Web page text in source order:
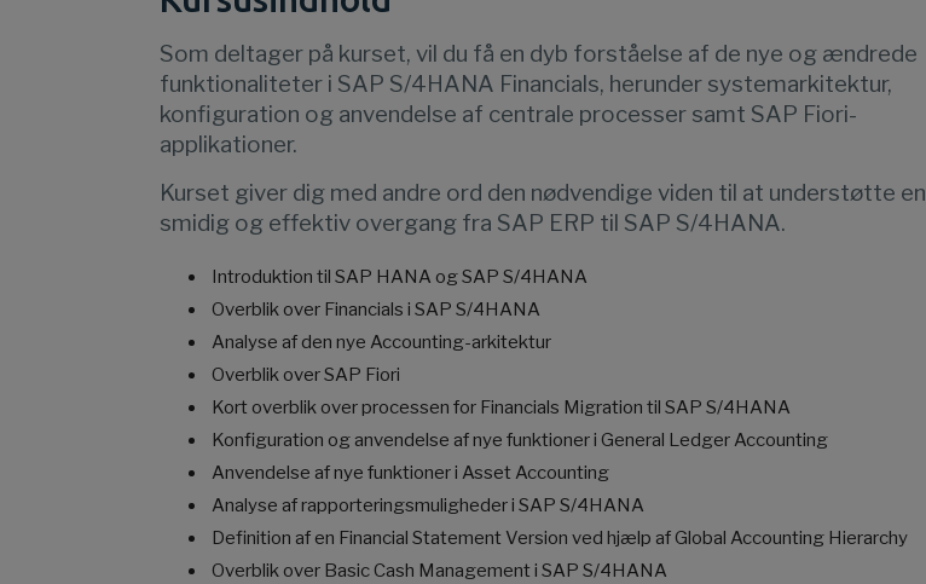
Som deltager på kurset, vil du få en dyb forståelse af de nye og ændrede
funktionaliteter i SAP S/4HANA Financials, herunder systemarkitektur,
konfiguration og anvendelse af centrale processer samt SAP Fiori-
applikationer.
Kurset giver dig med andre ord den nødvendige viden til at understøtte en
smidig og effektiv overgang fra SAP ERP til SAP S/4HANA.
Introduktion til SAP HANA og SAP S/4HANA
Overblik over Financials i SAP S/4HANA
Analyse af den nye Accounting-arkitektur
Overblik over SAP Fiori
Kort overblik over processen for Financials Migration til SAP S/4HANA
Konfiguration og anvendelse af nye funktioner i General Ledger Accounting
Anvendelse af nye funktioner i Asset Accounting
Analyse af rapporteringsmuligheder i SAP S/4HANA
Definition af en Financial Statement Version ved hjælp af Global Accounting Hierarchy
Overblik over Basic Cash Management i SAP S/4HANA